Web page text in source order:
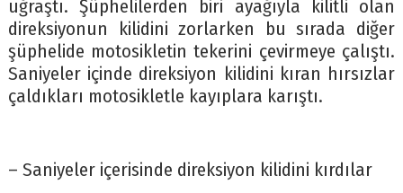
uğraştı. Şüphelilerden biri ayağıyla kilitli olan
direksiyonun kilidini zorlarken bu sırada diğer
şüphelide motosikletin tekerini çevirmeye çalıştı.
Saniyeler içinde direksiyon kilidini kıran hırsızlar
çaldıkları motosikletle kayıplara karıştı.
– Saniyeler içerisinde direksiyon kilidini kırdılar